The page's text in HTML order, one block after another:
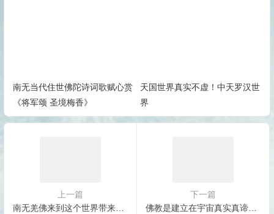
南无当代住世佛陀诗词歌赋心赏
《将军颂 圣境梅香》
天国世界真实不虚！中天罗汉世
界
上一篇
南无羌佛来到这个世界带来了完善的如来正法
下一篇
佛教是建立在宇宙真实真谛的基础上，最科学的世界观和方法论